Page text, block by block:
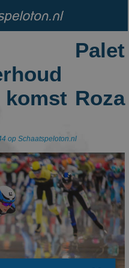
Palet
Roza
op Schaatspeloton.nl